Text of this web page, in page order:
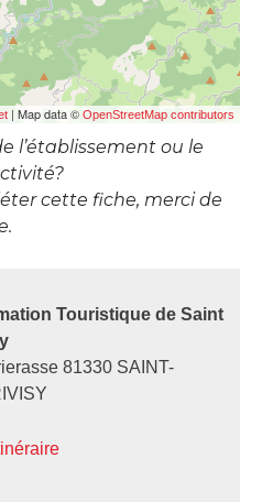
| Map data © OpenStreetMap contributors
l’établissement ou le
cette fiche, merci de
Touristique de Saint
81330 SAINT-